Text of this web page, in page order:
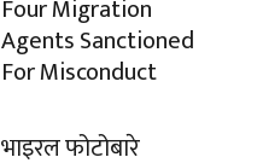
Four Migration
Agents Sanctioned
For Misconduct
भाइरल फोटोबारे